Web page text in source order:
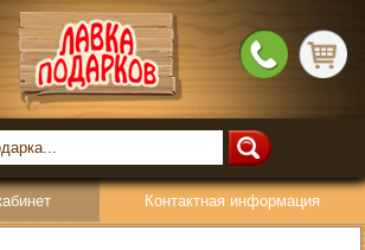
Контактная информация